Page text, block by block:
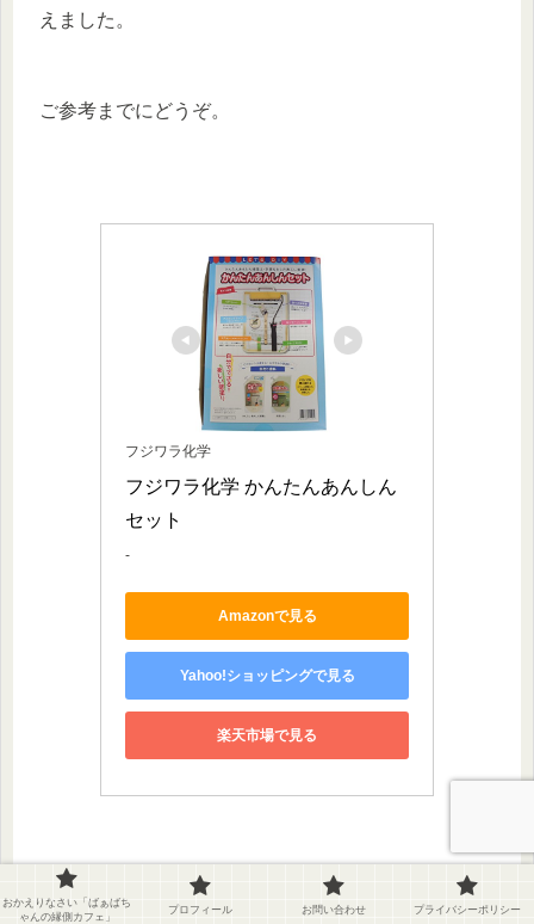
えました。
ご参考までにどうぞ。
フジワラ化学
フジワラ化学 かんたんあんしん
セット
-
Amazonで見る
Yahoo!ショッピングで見る
楽天市場で見る
おかえりなさい「ばぁばち
ゃんの縁側カフェ」
プロフィール お問い合わせ プライバシーポリシー